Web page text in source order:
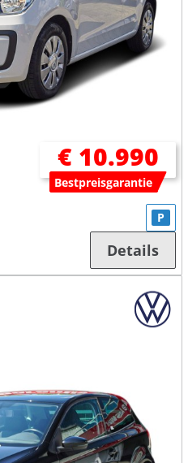
€ 10.990
Bestpreisgarantie
P
Details